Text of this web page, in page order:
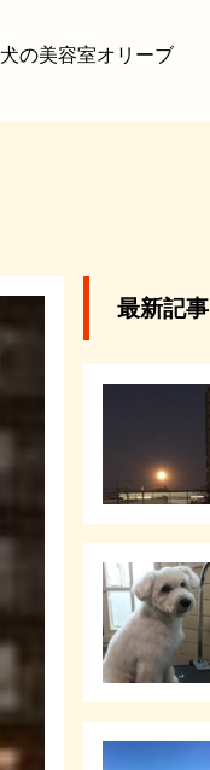
犬の美容室オリーブ
最新記事